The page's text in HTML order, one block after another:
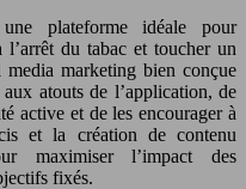
plateforme idéale pour
du tabac et toucher un
marketing bien conçue
atouts de l’application, de
active et de les encourager à
et la création de contenu
maximiser l’impact des
fixés.